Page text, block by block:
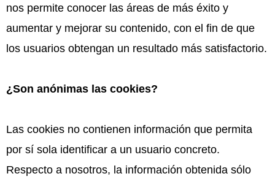
nos permite conocer las áreas de más éxito y
aumentar y mejorar su contenido, con el fin de que
los usuarios obtengan un resultado más satisfactorio.
¿Son anónimas las cookies?
Las cookies no contienen información que permita
por sí sola identificar a un usuario concreto.
Respecto a nosotros, la información obtenida sólo